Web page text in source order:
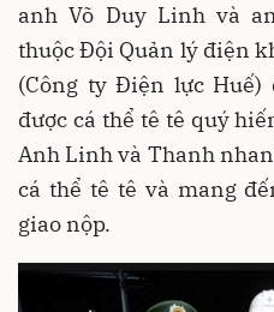
anh Võ Duy Linh và
thuộc Đội Quản lý điện
(Công ty Điện lực
được cá thể tê tê quý
Anh Linh và Thanh
cá thể tê tê và mang
giao nộp.